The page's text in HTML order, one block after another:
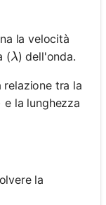
la velocità
(\lambda
λ) dell'onda.
relazione tra la
e la lunghezza
\lambda
la